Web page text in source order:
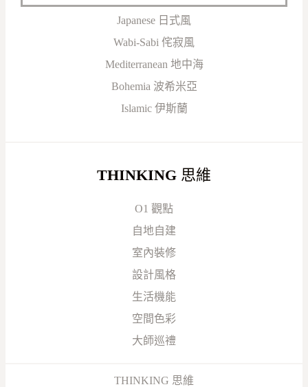
Japanese 日式風
Wabi-Sabi 侘寂風
Mediterranean 地中海
Bohemia 波希米亞
Islamic 伊斯蘭
THINKING 思維
O1 觀點
自地自建
室內裝修
設計風格
生活機能
空間色彩
大師巡禮
THINKING 思維